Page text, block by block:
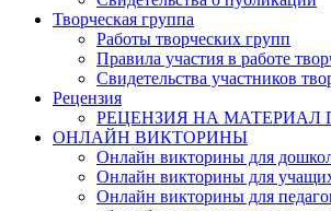
Творческая группа
Работы творческих групп
Правила участия в работе
Свидетельства участников
Рецензия
РЕЦЕНЗИЯ НА МАТЕРИАЛ
ОНЛАЙН ВИКТОРИНЫ
Онлайн викторины для
Онлайн викторины для
Онлайн викторины для